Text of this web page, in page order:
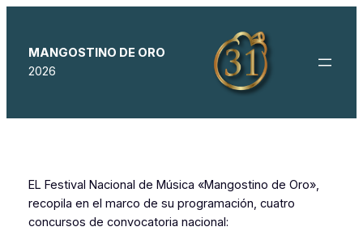
contenido
MANGOSTINO DE ORO
2026
EL Festival Nacional de Música «Mangostino de Oro»,
recopila en el marco de su programación, cuatro
concursos de convocatoria nacional: